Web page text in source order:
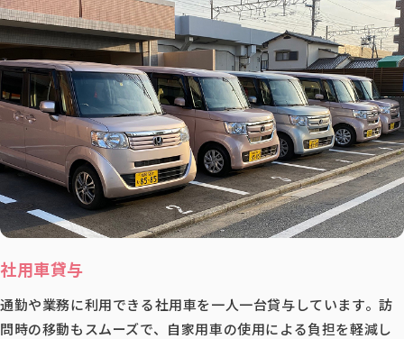
社用車貸与
通勤や業務に利用できる社用車を一人一台貸与しています。訪
問時の移動もスムーズで、自家用車の使用による負担を軽減し